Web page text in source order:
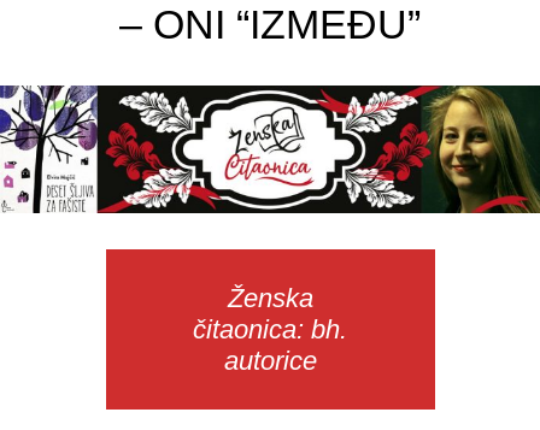
– ONI “IZMEĐU”
Ženska
čitaonica: bh.
autorice